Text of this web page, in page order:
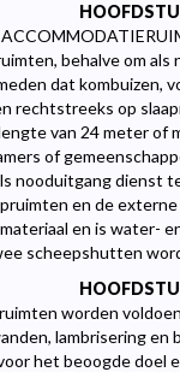
behalve om als
dat kombuizen,
rechtstreeks op
van 24 meter of
of
nooduitgang dienst
en de
en is water-
scheepshutten
worden
lambrisering en
het beoogde doel